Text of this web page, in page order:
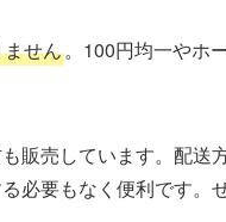
せん。100円均一やホ
販売しています。配送
必要もなく便利です。